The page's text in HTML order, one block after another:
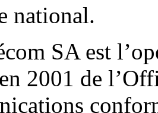
national.
SA est
2001 de